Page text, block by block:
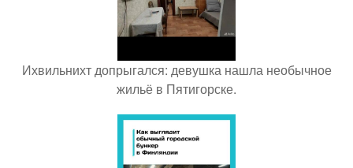
Ихвильнихт допрыгался: девушка нашла необычное
жильё в Пятигорске.